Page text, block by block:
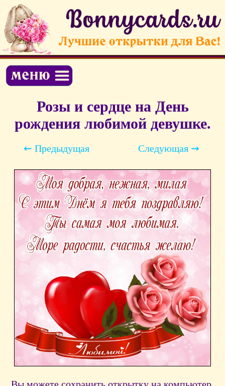
Розы и сердце на День
рождения любимой девушке.
⇜ Предыдущая Следующая ⇝